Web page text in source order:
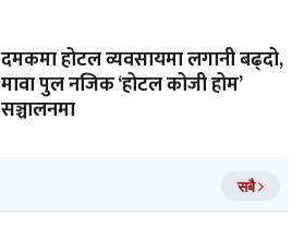
दमकमा होटल व्यवसायमा लगानी बढ्दो,
मावा पुल नजिक ‘होटल कोजी होम’
सञ्चालनमा
सबै